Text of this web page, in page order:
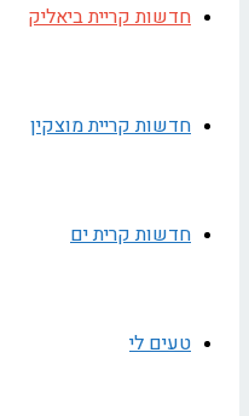
חדשות קריית ביאליק
חדשות קריית מוצקין
חדשות קרית ים
טעים לי